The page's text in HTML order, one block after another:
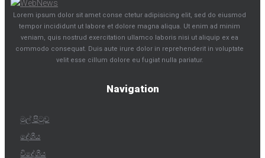
Lorem ipsum dolor sit amet conse ctetur adipisicing elit, sed do eiusmod
tempor incididunt ut labore et dolore magna aliqua. Ut enim ad minim
veniam, quis nostrud exercitation ullamco laboris nisi ut aliquip ex ea
commodo consequat. Duis aute irure dolor in reprehenderit in voluptate
velit esse cillum dolore eu fugiat nulla pariatur.
Navigation
මුල් පිටුව
දේශීය
විදේශීය